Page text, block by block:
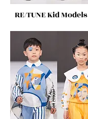
RE/TUNE Kid Models